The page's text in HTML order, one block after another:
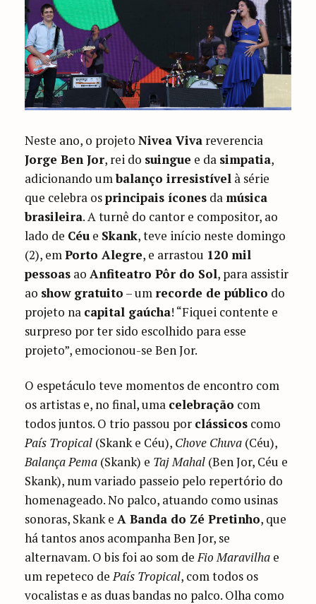
Neste ano, o projetoNivea Viva reverencia
Jorge Ben Jor, rei do suingue e da simpatia,
adicionando umbalanço irresistível à série
que celebra osprincipais ícones damúsica
brasileira. A turnê do cantor e compositor, ao
lado de Céu e Skank, teve início neste domingo
(2), emPorto Alegre, e arrastou 120 mil
pessoas aoAnfiteatro Pôr do Sol, para assistir
ao show gratuito – um recorde de público do
projeto na capital gaúcha! “Fiquei contente e
surpreso por ter sido escolhido para esse
projeto”, emocionou-se Ben Jor.
O espetáculo teve momentos de encontro com
os artistas e, no final, uma celebração com
todos juntos. O trio passou por clássicos como
País Tropical (Skank e Céu), Chove Chuva (Céu),
Balança Pema (Skank) e Taj Mahal (Ben Jor, Céu e
Skank), num variado passeio pelo repertório do
homenageado. No palco, atuando como usinas
sonoras, Skank eA Banda do Zé Pretinho, que
há tantos anos acompanha Ben Jor, se
alternavam. O bis foi ao som deFio Maravilha e
um repeteco dePaís Tropical, com todos os
vocalistas e as duas bandas no palco. Olha como